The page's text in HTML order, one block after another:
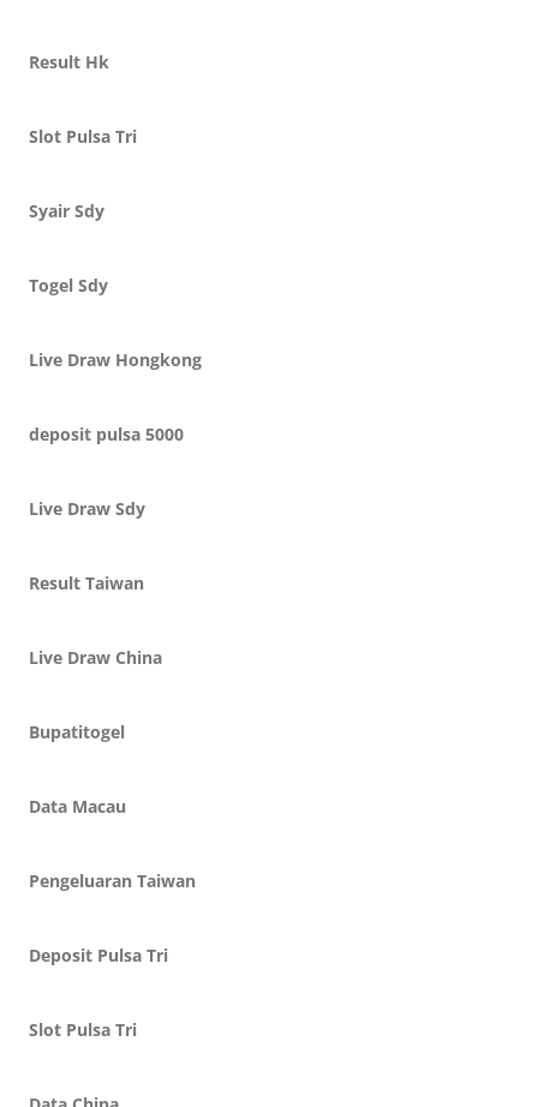
Result Hk
Slot Pulsa Tri
Syair Sdy
Togel Sdy
Live Draw Hongkong
deposit pulsa 5000
Live Draw Sdy
Result Taiwan
Live Draw China
Bupatitogel
Data Macau
Pengeluaran Taiwan
Deposit Pulsa Tri
Slot Pulsa Tri